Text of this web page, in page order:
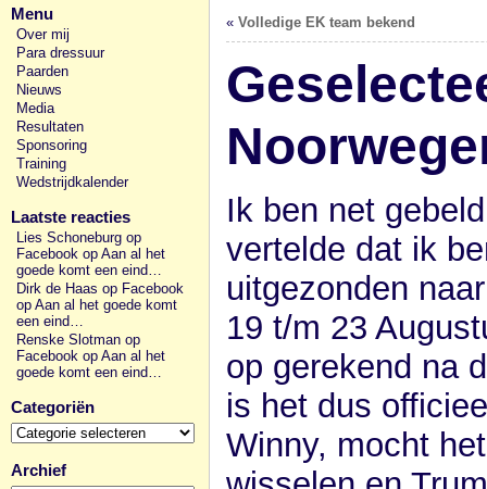
Menu
Over mij
Para dressuur
Paarden
Nieuws
Media
Resultaten
Sponsoring
Training
Wedstrijdkalender
Laatste reacties
Lies Schoneburg op
Facebook op Aan al het
goede komt een eind…
Dirk de Haas op Facebook
op Aan al het goede komt
een eind…
Renske Slotman op
Facebook op Aan al het
goede komt een eind…
Categoriën
Categoriën
Archief
« Volledige EK team bekend
Ik ben net
vertelde dat ik
uitgezonden
19 t/m 23
op gerekend na
is het dus
Winny, mocht